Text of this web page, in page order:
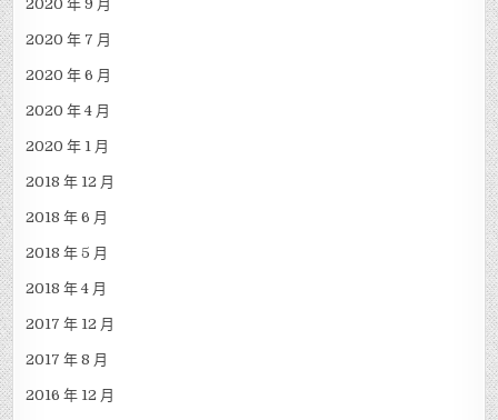
2020 年 9 月
2020 年 7 月
2020 年 6 月
2020 年 4 月
2020 年 1 月
2018 年 12 月
2018 年 6 月
2018 年 5 月
2018 年 4 月
2017 年 12 月
2017 年 8 月
2016 年 12 月